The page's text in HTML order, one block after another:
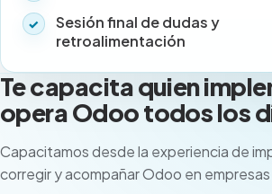
Sesión final de dudas y
retroalimentación
Te capacita quien
opera Odoo todos los
Capacitamos desde la experiencia de
corregir y acompañar Odoo en